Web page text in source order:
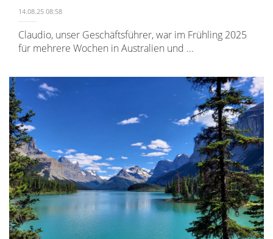
14.08.25 08:58
Claudio, unser Geschäftsführer, war im Frühling 2025
für mehrere Wochen in Australien und ...